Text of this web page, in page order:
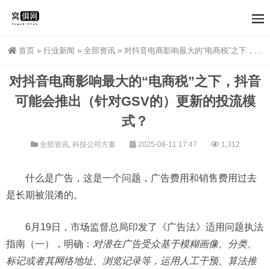
首页 » 行业新闻 » 全部资讯 » 对抖音电商影响最大的“电商税”之下，抖音可能会推出（针对GSV的）更新的投流模式？
对抖音电商影响最大的“电商税”之下，抖音
可能会推出（针对GSV的）更新的投流模
式？
全部资讯, 科技公司方案 2025-08-11 17:47 1,312
什么是广告，这是一个问题，广告费用和销售费用过去
是长期被混淆的。
6月19日，市场监督总局印发了《广告法》适用问题执法
指南（一），明确： 对潜在广告受众基于模糊画像、分类、
标记或者其网络地址、浏览记录等，运用人工干预、算法推